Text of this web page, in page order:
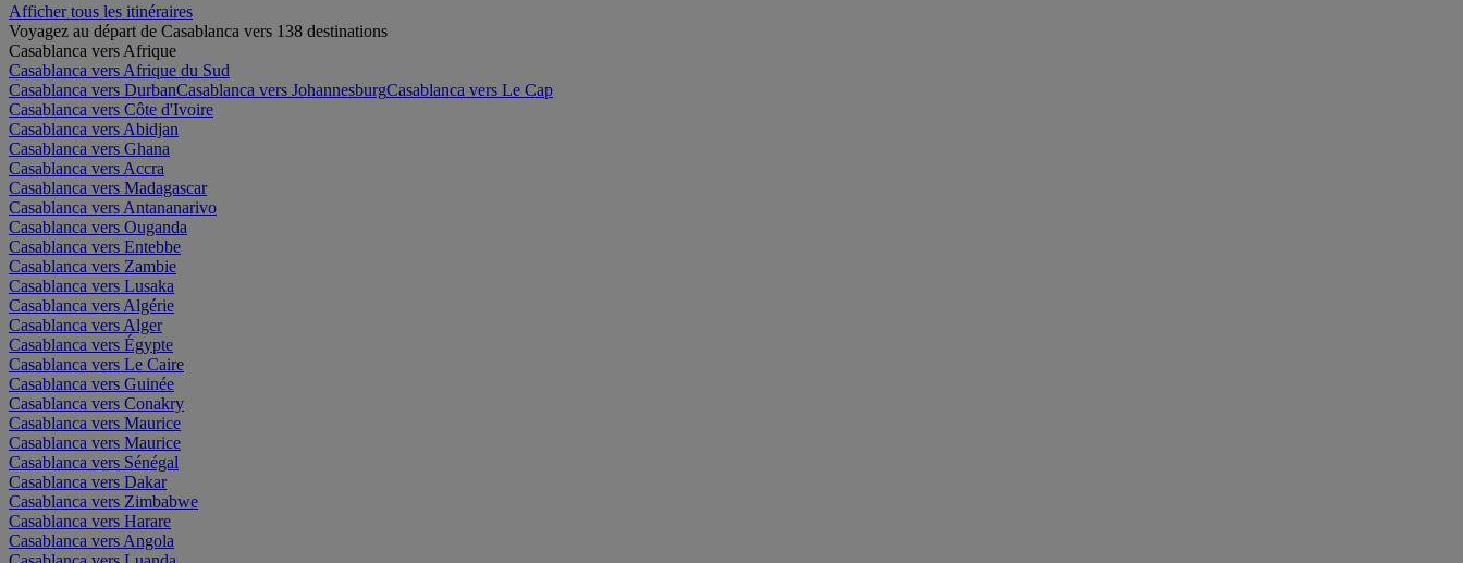
Afficher tous les itinéraires
Voyagez au départ de Casablanca vers 138 destinations
Casablanca vers Afrique
Casablanca vers Afrique du Sud
Casablanca vers DurbanCasablanca vers JohannesburgCasablanca vers Le Cap
Casablanca vers Côte d'Ivoire
Casablanca vers Abidjan
Casablanca vers Ghana
Casablanca vers Accra
Casablanca vers Madagascar
Casablanca vers Antananarivo
Casablanca vers Ouganda
Casablanca vers Entebbe
Casablanca vers Zambie
Casablanca vers Lusaka
Casablanca vers Algérie
Casablanca vers Alger
Casablanca vers Égypte
Casablanca vers Le Caire
Casablanca vers Guinée
Casablanca vers Conakry
Casablanca vers Maurice
Casablanca vers Maurice
Casablanca vers Sénégal
Casablanca vers Dakar
Casablanca vers Zimbabwe
Casablanca vers Harare
Casablanca vers Angola